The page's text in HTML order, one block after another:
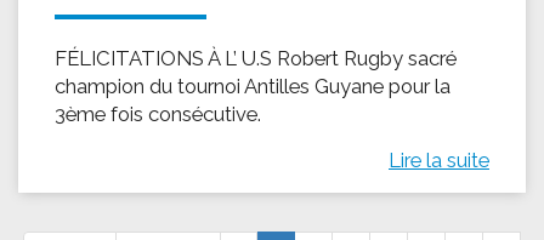
FÉLICITATIONS À L’ U.S Robert Rugby sacré
champion du tournoi Antilles Guyane pour la
3ème fois consécutive.
Lire la suite